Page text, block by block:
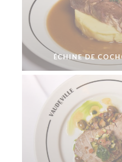
ÉCHINE DE